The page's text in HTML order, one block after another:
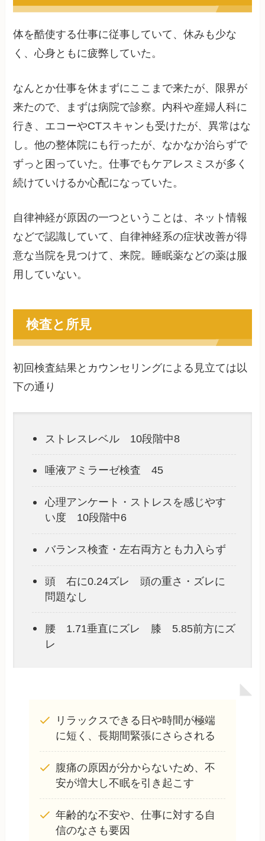
体を酷使する仕事に従事していて、休みも少な
く、心身ともに疲弊していた。
なんとか仕事を休まずにここまで来たが、限界が
来たので、まずは病院で診察。内科や産婦人科に
行き、エコーやCTスキャンも受けたが、異常はな
し。他の整体院にも行ったが、なかなか治らずで
ずっと困っていた。仕事でもケアレスミスが多く
続けていけるか心配になっていた。
自律神経が原因の一つということは、ネット情報
などで認識していて、自律神経系の症状改善が得
意な当院を見つけて、来院。睡眠薬などの薬は服
用していない。
検査と所見
初回検査結果とカウンセリングによる見立ては以
下の通り
ストレスレベル 10段階中8
唾液アミラーゼ検査 45
心理アンケート・ストレスを感じやす
い度 10段階中6
バランス検査・左右両方とも力入らず
頭 右に0.24ズレ 頭の重さ・ズレに
問題なし
腰 1.71垂直にズレ 膝 5.85前方にズ
レ
リラックスできる日や時間が極端
に短く、長期間緊張にさらされる
腹痛の原因が分からないため、不
安が増大し不眠を引き起こす
年齢的な不安や、仕事に対する自
信のなさも要因